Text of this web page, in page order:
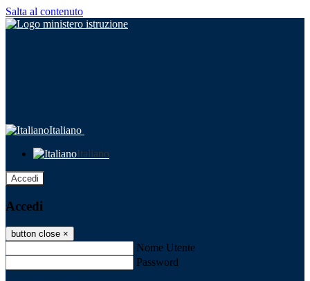
Salta al contenuto
Italiano
Italiano
Accedi
Accedi
button close ×
Nome Utente
Password